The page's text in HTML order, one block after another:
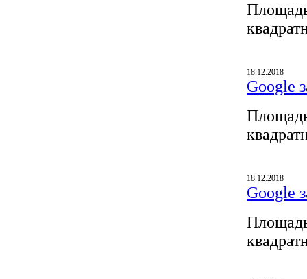
18.12.2018
Google
18.12.2018
Google